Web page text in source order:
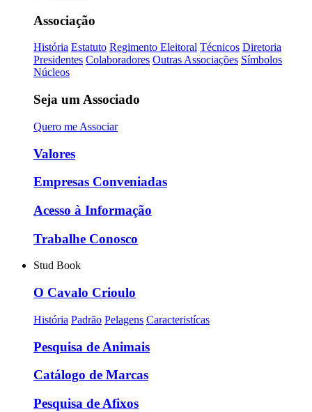
Associação
História Estatuto Regimento Eleitoral Técnicos Diretoria
Presidentes Colaboradores Outras Associações Símbolos
Núcleos
Seja um Associado
Quero me Associar
Valores
Empresas Conveniadas
Acesso à Informação
Trabalhe Conosco
Stud Book
O Cavalo Crioulo
História Padrão Pelagens Caracteristícas
Pesquisa de Animais
Catálogo de Marcas
Pesquisa de Afixos